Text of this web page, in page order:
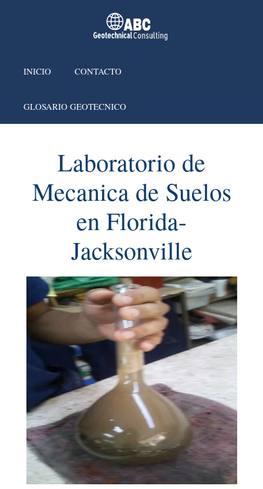
INICIO CONTACTO
GLOSARIO GEOTECNICO
Laboratorio de
Mecanica de Suelos
en Florida-
Jacksonville